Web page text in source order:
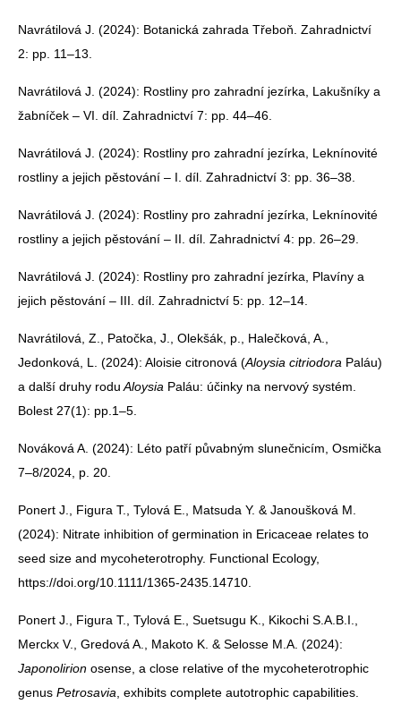
Navrátilová J. (2024): Botanická zahrada Třeboň. Zahradnictví
2: pp. 11–13.
Navrátilová J. (2024): Rostliny pro zahradní jezírka, Lakušníky a
žabníček – VI. díl. Zahradnictví 7: pp. 44–46.
Navrátilová J. (2024): Rostliny pro zahradní jezírka, Leknínovité
rostliny a jejich pěstování – I. díl. Zahradnictví 3: pp. 36–38.
Navrátilová J. (2024): Rostliny pro zahradní jezírka, Leknínovité
rostliny a jejich pěstování – II. díl. Zahradnictví 4: pp. 26–29.
Navrátilová J. (2024): Rostliny pro zahradní jezírka, Plavíny a
jejich pěstování – III. díl. Zahradnictví 5: pp. 12–14.
Navrátilová, Z., Patočka, J., Olekšák, p., Halečková, A.,
Jedonková, L. (2024): Aloisie citronová (Aloysia citriodora Paláu)
a další druhy rodu Aloysia Paláu: účinky na nervový systém.
Bolest 27(1): pp.1–5.
Nováková A. (2024): Léto patří půvabným slunečnicím, Osmička
7–8/2024, p. 20.
Ponert J., Figura T., Tylová E., Matsuda Y. & Janoušková M.
(2024): Nitrate inhibition of germination in Ericaceae relates to
seed size and mycoheterotrophy. Functional Ecology,
https://doi.org/10.1111/1365-2435.14710.
Ponert J., Figura T., Tylová E., Suetsugu K., Kikochi S.A.B.I.,
Merckx V., Gredová A., Makoto K. & Selosse M.A. (2024):
Japonolirion osense, a close relative of the mycoheterotrophic
genus Petrosavia , exhibits complete autotrophic capabilities.